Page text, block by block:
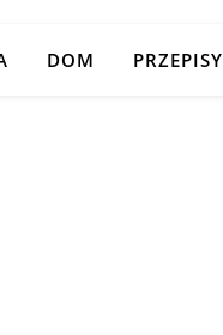
DOM PRZEPISY